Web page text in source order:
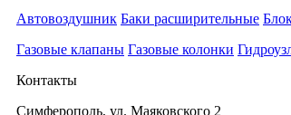
Автовоздушник Баки расширительные
Газовые клапаны Газовые колонки
Контакты
Симферополь, ул. Маяковского 2